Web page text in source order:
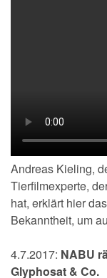
Andreas Kieling,
Tierfilmexperte,
hat, erklärt hier
Bekanntheit, um
4.7.2017: NABU
Glyphosat & Co.